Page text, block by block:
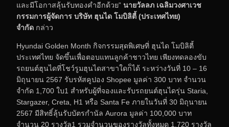
และมีโอกาสลุ้นรับทองคำอีกด้วย” นายวัลลภ เฉลิมวงศาเวช
กรรมการผู้จัดการ บริษัท ฮุนได โมบิลิตี้ (ประเทศไทย)
จำกัด กล่าว
Hyundai Golden Month กิจกรรมสุดพิเศษที่ ฮุนได โมบิลิตี้
ประเทศไทย จัดขึ้นเพื่อตอบแทนลูกค้าชาวไทย เพียงทดลองขับ
รถยนต์ฮุนไดที่โชว์รูมฮุนไดสาขาใดก็ได้ ระหว่างวันที่ 10 – 16
มิถุนายน 2567 รับรหัสคูปอง Shopee มูลค่า 300 บาท จำนวน
จำกัด 1,700 ใบ1 สำหรับผู้ที่จองและรับรถยนต์ฮุนไดรุ่น Staria,
Stargazer, Creta, H1 หรือ Santa Fe ภายในวันที่ 30 มิถุนายน
2567 มีสิทธิ์ลุ้นรับบัตรกำนัล Aurora มูลค่า 100,000 บาท
จำนวน 20 รางวัล1 รวมจำนวนของรางวัลทั้งหมด 1,720 รางวัล